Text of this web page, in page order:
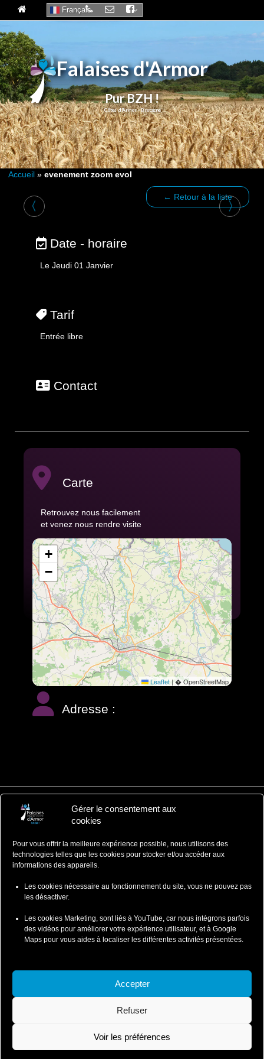
Gérer le consentement aux
cookies
Pour vous offrir la meilleure expérience possible, nous utilisons des
technologies telles que les cookies pour stocker et/ou accéder aux
informations des appareils.
Les cookies nécessaire au fonctionnement du site, vous ne pouvez pas
les désactiver.
Les cookies Marketing, sont liés à YouTube, car nous intégrons parfois
des vidéos pour améliorer votre expérience utilisateur, et à Google
Maps pour vous aides à localiser les différentes activités présentées.
Accepter
Refuser
Voir les préférences
Falaises d'Armor
Pur BZH !
Accueil » evenement zoom evol
← Retour à la liste
〈 〉
Date - horaire
Le Jeudi 01 Janvier
Tarif
Entrée libre
Contact
Carte
Retrouvez nous facilement
et venez nous rendre visite
+
−
Leaflet | � OpenStreetMap
Adresse :
Falaises d'Armor
ZA du Ponlo, 22290 LANVOLLON
Côtes d'Armor - Bretagne
: 02 96 70 12 47
contact@falaisesdarmor.bzh
Conditions Particulières de Vente-Coasteering
Français